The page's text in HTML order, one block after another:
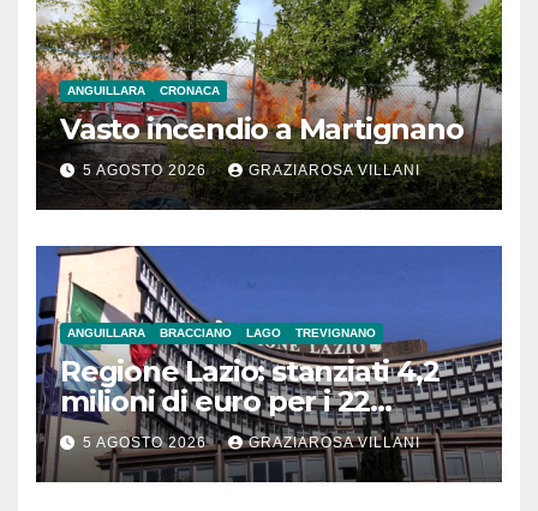
ANGUILLARA CRONACA
Vasto incendio a Martignano
5 AGOSTO 2026 GRAZIAROSA VILLANI
ANGUILLARA BRACCIANO LAGO TREVIGNANO
Regione Lazio: stanziati 4,2
milioni di euro per i 22
Comuni dell’Etruria
Meridionale
5 AGOSTO 2026 GRAZIAROSA VILLANI